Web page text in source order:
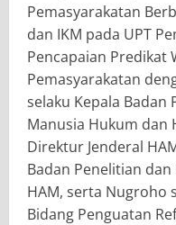
Pemasyarakatan
dan IKM pada UPT
Pencapaian Predikat
Pemasyarakatan
selaku Kepala Badan
Manusia Hukum dan
Direktur Jenderal
Badan Penelitian
HAM, serta Nugroho
Bidang Penguatan